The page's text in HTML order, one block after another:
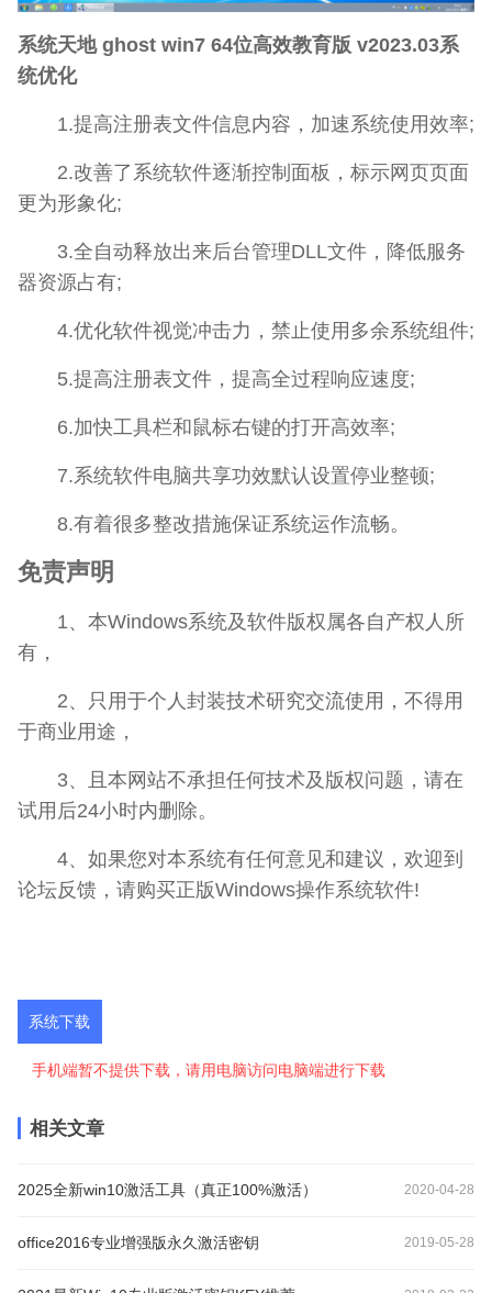
系统天地 ghost win7 64位高效教育版 v2023.03系
统优化
1.提高注册表文件信息内容，加速系统使用效率;
2.改善了系统软件逐渐控制面板，标示网页页面
更为形象化;
3.全自动释放出来后台管理DLL文件，降低服务
器资源占有;
4.优化软件视觉冲击力，禁止使用多余系统组件;
5.提高注册表文件，提高全过程响应速度;
6.加快工具栏和鼠标右键的打开高效率;
7.系统软件电脑共享功效默认设置停业整顿;
8.有着很多整改措施保证系统运作流畅。
免责声明
1、本Windows系统及软件版权属各自产权人所
有，
2、只用于个人封装技术研究交流使用，不得用
于商业用途，
3、且本网站不承担任何技术及版权问题，请在
试用后24小时内删除。
4、如果您对本系统有任何意见和建议，欢迎到
论坛反馈，请购买正版Windows操作系统软件!
系统下载
手机端暂不提供下载，请用电脑访问电脑端进行下载
相关文章
2025全新win10激活工具（真正100%激活） 2020-04-28
office2016专业增强版永久激活密钥 2019-05-28